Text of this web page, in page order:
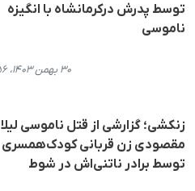
توسط پدرش درکرمانشاه با انگیزه
ناموسی
۳۰ بهمن ۱۴۰۳، ۱۸:۵۶
زنکشی؛ گزارشی از قتل ناموسی لیلا
مقصودی زن قربانی کودک‌همسری
توسط برادر ناتنی‌اش در شوط